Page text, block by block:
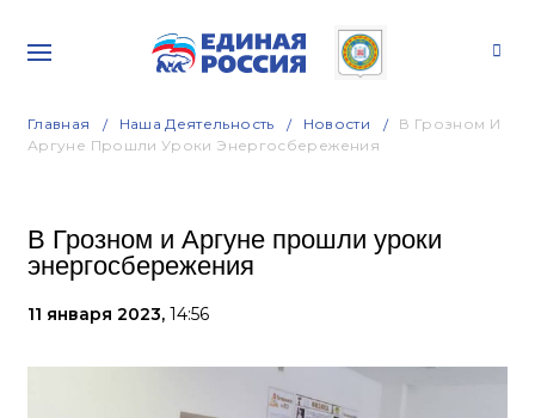
Главная Наша Деятельность Новости
В Грозном И
Аргуне Прошли Уроки Энергосбережения
В Грозном и Аргуне прошли уроки
энергосбережения
11 января 2023, 14:56